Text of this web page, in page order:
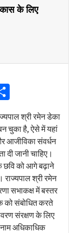
के लिए
श्री रमेन डेका
चुका है, ऐसे में यहां
आजीविका संवर्धन
दी जानी चाहिए।
छवि को आगे बढ़ाने
श्री रमेन
सभाकक्ष में बस्तर
को संबोधित करते
संरक्षण के लिए
अधिकाधिक